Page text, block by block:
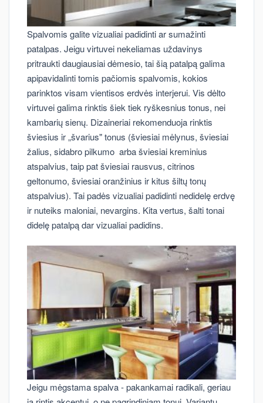
Spalvomis galite vizualiai padidinti ar sumažinti
patalpas. Jeigu virtuvei nekeliamas uždavinys
pritraukti daugiausiai dėmesio, tai šią patalpą galima
apipavidalinti tomis pačiomis spalvomis, kokios
parinktos visam vientisos erdvės interjerui. Vis dėlto
virtuvei galima rinktis šiek tiek ryškesnius tonus, nei
kambarių sienų. Dizaineriai rekomenduoja rinktis
šviesius ir „švarius" tonus (šviesiai mėlynus, šviesiai
žalius, sidabro pilkumo arba šviesiai kreminius
atspalvius, taip pat šviesiai rausvus, citrinos
geltonumo, šviesiai oranžinius ir kitus šiltų tonų
atspalvius). Tai padės vizualiai padidinti nedidelę erdvę
ir nuteiks maloniai, nevargins. Kita vertus, šalti tonai
didelę patalpą dar vizualiai padidins.
Jeigu mėgstama spalva - pakankamai radikali, geriau